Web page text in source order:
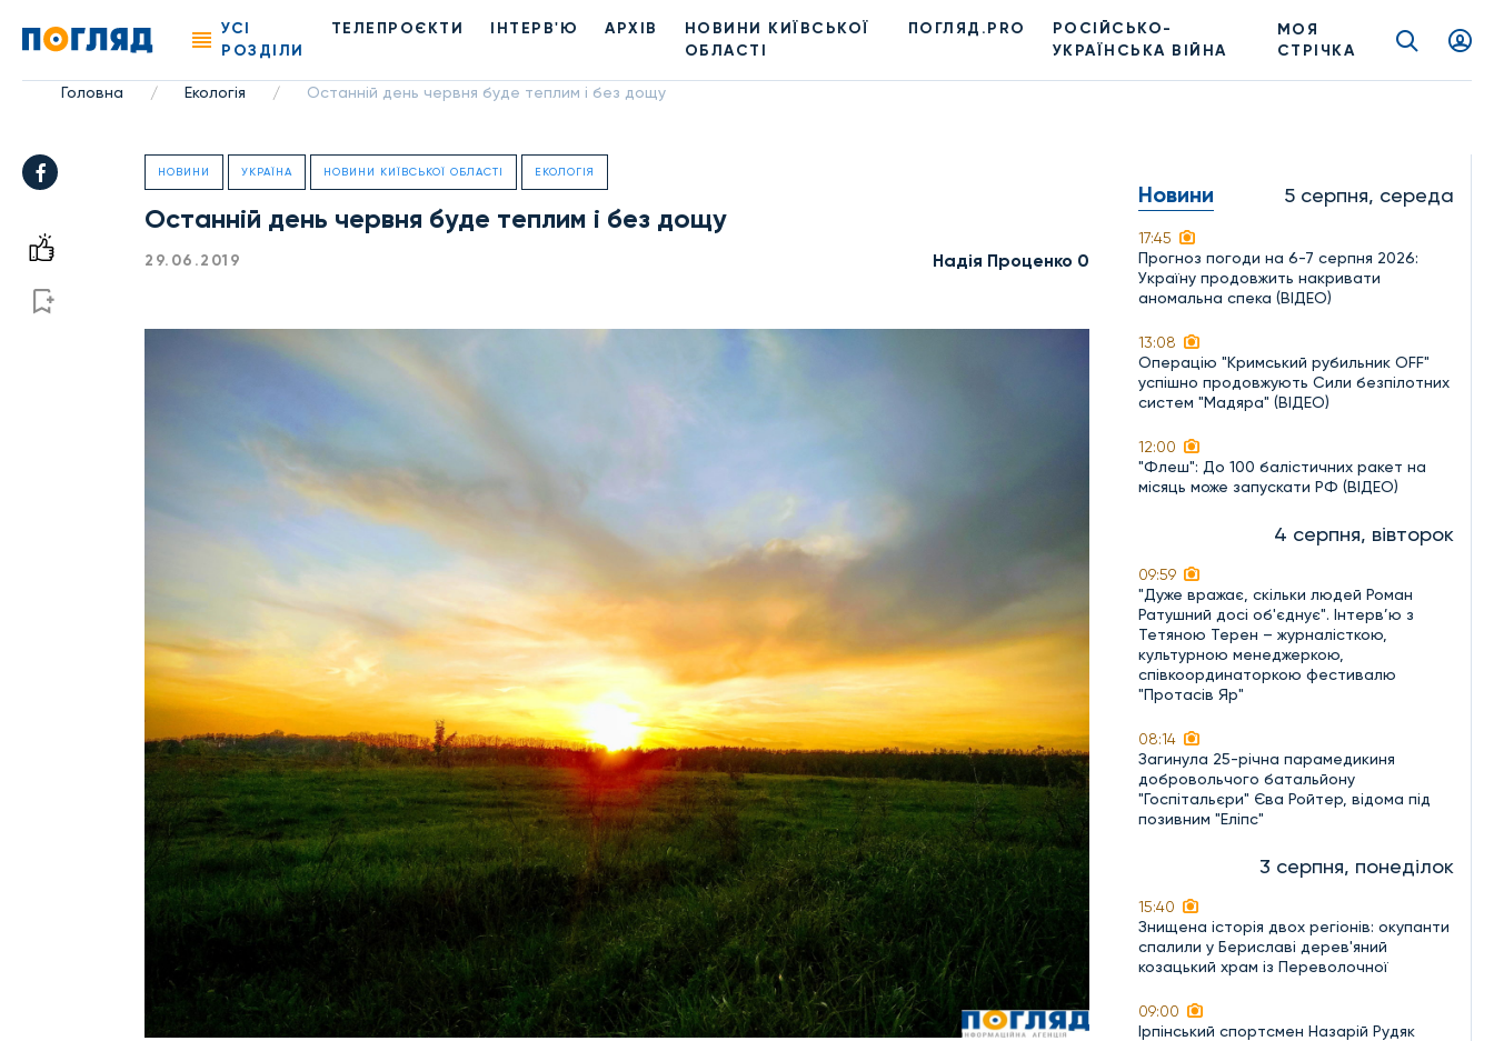
УСІ
РОЗДІЛИ
ТЕЛЕПРОЄКТИ ІНТЕРВ'Ю АРХІВ
НОВИНИ КИЇВСЬКОЇ
ОБЛАСТІ
ПОГЛЯД.PRO
РОСІЙСЬКО-
УКРАЇНСЬКА ВІЙНА
МОЯ
СТРІЧКА
Головна / Екологія / Останній день червня буде теплим і без дощу
НОВИНИ УКРАЇНА НОВИНИ КИЇВСЬКОЇ ОБЛАСТІ ЕКОЛОГІЯ
Останній день червня буде теплим і без дощу
29.06.2019 Надiя Проценко 0
Новини 5 серпня, середа
17:45
Прогноз погоди на 6-7 серпня 2026:
Україну продовжить накривати
аномальна спека (ВІДЕО)
13:08
Операцію "Кримський рубильник OFF"
успішно продовжують Сили безпілотних
систем "Мадяра" (ВІДЕО)
12:00
"Флеш": До 100 балістичних ракет на
місяць може запускати РФ (ВІДЕО)
4 серпня, вівторок
09:59
"Дуже вражає, скільки людей Роман
Ратушний досі об'єднує". Інтерв’ю з
Тетяною Терен – журналісткою,
культурною менеджеркою,
співкоординаторкою фестивалю
"Протасів Яр"
08:14
Загинула 25-річна парамедикиня
добровольчого батальйону
"Госпітальєри" Єва Ройтер, відома під
позивним "Еліпс"
3 серпня, понеділок
15:40
Знищена історія двох регіонів: окупанти
спалили у Бериславі дерев'яний
козацький храм із Переволочної
09:00
Ірпінський спортсмен Назарій Рудяк